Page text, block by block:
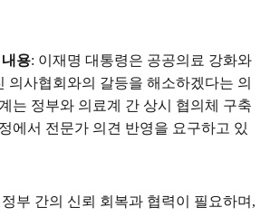
용: 이재명 대통령은 공공의료 강화와
의사협회와의 갈등을 해소하겠다는 의
는 정부와 의료계 간 상시 협의체 구축
에서 전문가 의견 반영을 요구하고 있
부 간의 신뢰 회복과 협력이 필요하며,